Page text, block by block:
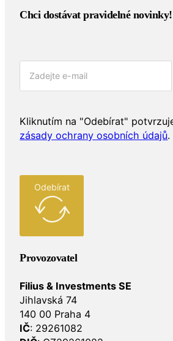
Chci dostávat pravidelné novinky!​
Kliknutím na "Odebírat"
zásady ochrany osobních údajů.
Odebírat
Provozovatel
Filius & Investments SE
Jihlavská 74
140 00 Praha 4
IČ: 29261082